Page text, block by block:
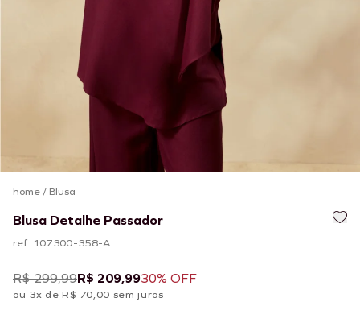
home/ Blusa
Blusa Detalhe Passador
ref: 107300-358-A
R$ 299,99R$ 209,9930% OFF
ou 3x de R$ 70,00 sem juros